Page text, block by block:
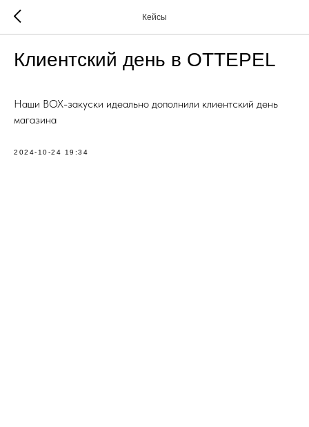
Кейсы
Клиентский день в OTTEPEL
Наши BOX-закуски идеально дополнили клиентский день
магазина
2024-10-24 19:34